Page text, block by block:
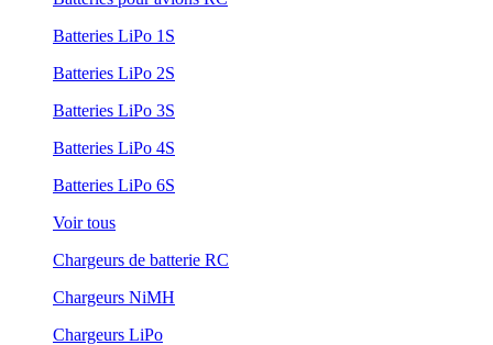
Batteries LiPo 1S
Batteries LiPo 2S
Batteries LiPo 3S
Batteries LiPo 4S
Batteries LiPo 6S
Voir tous
Chargeurs de batterie RC
Chargeurs NiMH
Chargeurs LiPo